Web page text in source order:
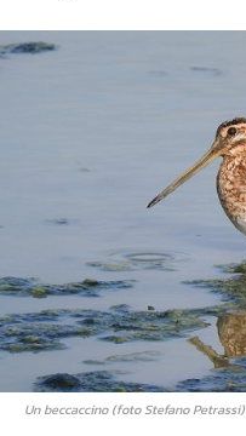
Un beccaccino (foto Stefano Petrassi)